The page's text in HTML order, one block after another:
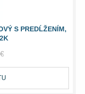
S PREDĹŽENÍM,